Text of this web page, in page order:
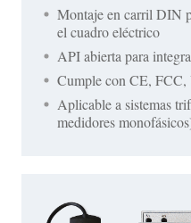
Montaje en carril DIN
el cuadro eléctrico
API abierta para
Cumple con CE,
Aplicable a sistemas
medidores